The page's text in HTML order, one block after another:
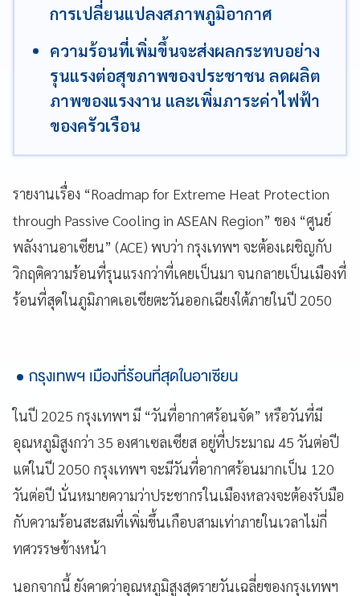
การเปลี่ยนแปลงสภาพภูมิอากาศ
ความร้อนที่เพิ่มขึ้นจะส่งผลกระทบอย่าง
รุนแรงต่อสุขภาพของประชาชน ลดผลิต
ภาพของแรงงาน และเพิ่มภาระค่าไฟฟ้า
ของครัวเรือน
รายงานเรื่อง “Roadmap for Extreme Heat Protection
through Passive Cooling in ASEAN Region” ของ “ศูนย์
พลังงานอาเซียน” (ACE) พบว่า กรุงเทพฯ จะต้องเผชิญกับ
วิกฤติความร้อนที่รุนแรงกว่าที่เคยเป็นมา จนกลายเป็นเมืองที่
ร้อนที่สุดในภูมิภาคเอเชียตะวันออกเฉียงใต้ภายในปี 2050
กรุงเทพฯ เมืองที่ร้อนที่สุดในอาเซียน
ในปี 2025 กรุงเทพฯ มี “วันที่อากาศร้อนจัด” หรือวันที่มี
อุณหภูมิสูงกว่า 35 องศาเซลเซียส อยู่ที่ประมาณ 45 วันต่อปี
แต่ในปี 2050 กรุงเทพฯ จะมีวันที่อากาศร้อนมากเป็น 120
วันต่อปี นั่นหมายความว่าประชากรในเมืองหลวงจะต้องรับมือ
กับความร้อนสะสมที่เพิ่มขึ้นเกือบสามเท่าภายในเวลาไม่กี่
ทศวรรษข้างหน้า
นอกจากนี้ ยังคาดว่าอุณหภูมิสูงสุดรายวันเฉลี่ยของกรุงเทพฯ